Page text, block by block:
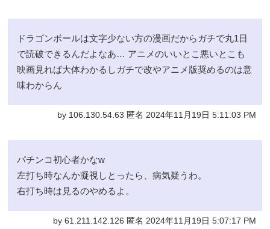
ドラゴンボールは文字少ない方の漫画だからガチで丸1日
で読破できるんだよなあ… アニメのいいとこ悪いとこも
映画見れば大体わかるしガチで改やアニメ版奨めるのは意
味わからん
by 106.130.54.63 匿名 2024年11月19日 5:11:03 PM
パチンコ初心者かなw
左打ち時なんか凝視しとったら、病気疑うわ。
右打ち時は見るのやめるよ。
by 61.211.142.126 匿名 2024年11月19日 5:07:17 PM